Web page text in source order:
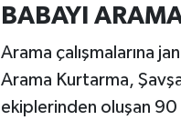
BABAYI
Arama çalışmalarına
Arama Kurtarma,
ekiplerinden oluşan 90